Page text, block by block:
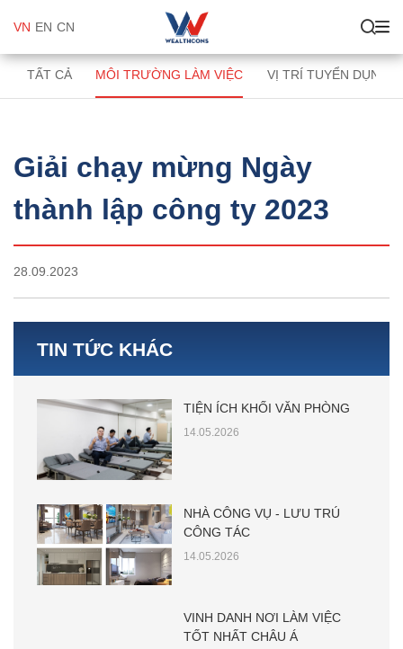
VN EN CN
TẤT CẢ MÔI TRƯỜNG LÀM VIỆC VỊ TRÍ TUYỂN DỤNG
Giải chạy mừng Ngày
thành lập công ty 2023
28.09.2023
TIN TỨC KHÁC
TIỆN ÍCH KHỐI VĂN PHÒNG
14.05.2026
NHÀ CÔNG VỤ - LƯU TRÚ
CÔNG TÁC
14.05.2026
VINH DANH NƠI LÀM VIỆC
TỐT NHẤT CHÂU Á